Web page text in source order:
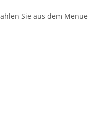
Sie aus dem Menue